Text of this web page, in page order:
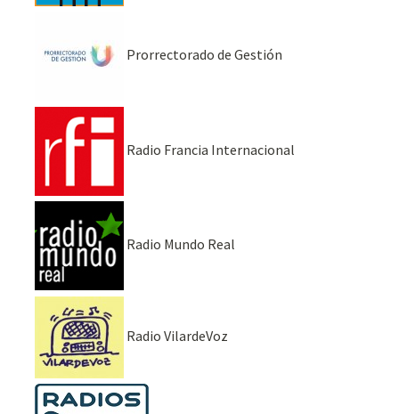
Prorrectorado de Gestión
Radio Francia Internacional
Radio Mundo Real
Radio VilardeVoz